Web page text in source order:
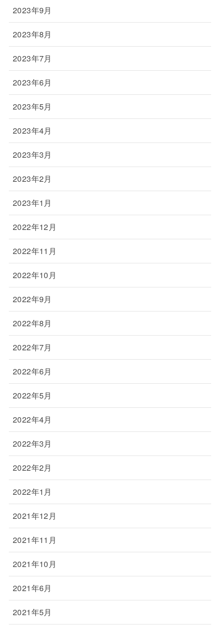
2023年9月
2023年8月
2023年7月
2023年6月
2023年5月
2023年4月
2023年3月
2023年2月
2023年1月
2022年12月
2022年11月
2022年10月
2022年9月
2022年8月
2022年7月
2022年6月
2022年5月
2022年4月
2022年3月
2022年2月
2022年1月
2021年12月
2021年11月
2021年10月
2021年6月
2021年5月